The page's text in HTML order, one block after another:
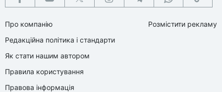
Про компанію
Редакційна політика і стандарти
Як стати нашим автором
Правила користування
Правова інформація
Розмістити рекламу